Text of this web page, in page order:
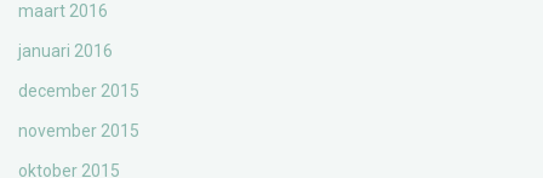
maart 2016
januari 2016
december 2015
november 2015
oktober 2015